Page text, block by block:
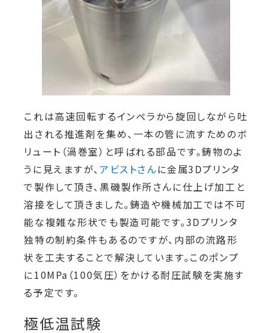
これは高速回転するインペラから旋回しながら吐
出される推進剤を集め、一本の管に流すためのボ
リュート（渦巻室）と呼ばれる部品です。鋳物のよ
うに見えますが、 アビストさんに金属3Dプリンタ
で製作して頂き、黒磯製作所さんに仕上げ加工と
溶接をして頂きました。鋳造や機械加工では不可
能な複雑な形状でも製造可能です。3Dプリンタ
独特の制約条件もあるのですが、内部の流路形
状を工夫することで解決しています。このポンプ
に10MPa（100気圧）をかける耐圧試験を実施す
る予定です。
極低温試験